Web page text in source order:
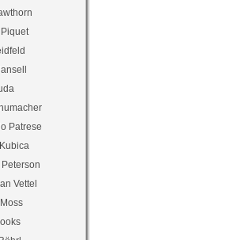
Patrese
Vettel